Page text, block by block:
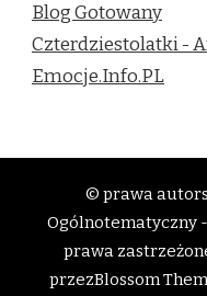
Blog Gotowany
Czterdziestolatki -
Emocje.Info.PL
© prawa
Ogólnotematyczny
prawa
przezBlossom